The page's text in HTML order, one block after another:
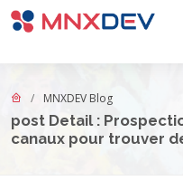
Go to main content
MNXDEV Blog
post Detail :
canaux pour trouver